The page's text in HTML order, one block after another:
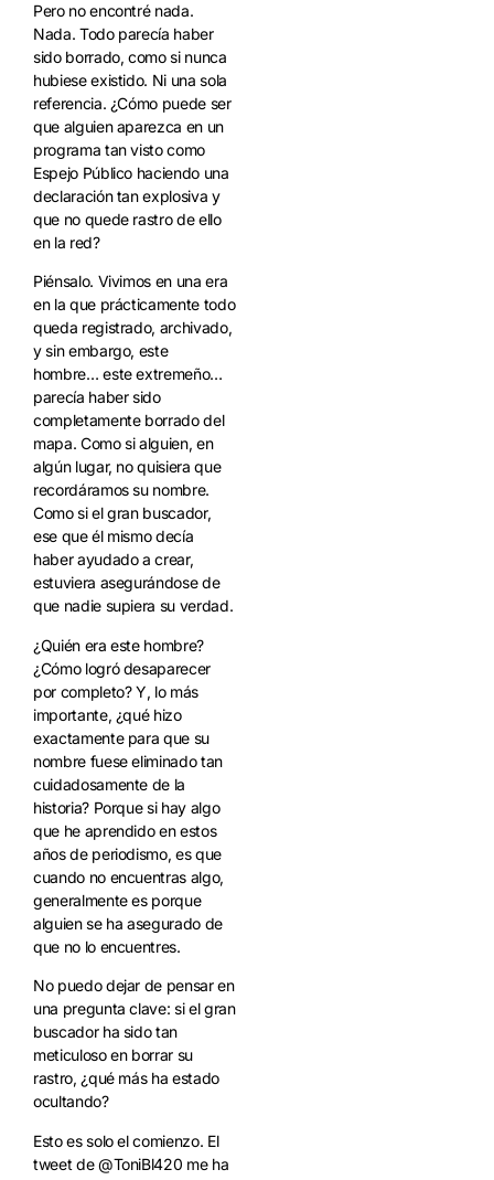
Pero no encontré nada.
Nada. Todo parecía haber
sido borrado, como si nunca
hubiese existido. Ni una sola
referencia. ¿Cómo puede ser
que alguien aparezca en un
programa tan visto como
Espejo Público haciendo una
declaración tan explosiva y
que no quede rastro de ello
en la red?
Piénsalo. Vivimos en una era
en la que prácticamente todo
queda registrado, archivado,
y sin embargo, este
hombre… este extremeño…
parecía haber sido
completamente borrado del
mapa. Como si alguien, en
algún lugar, no quisiera que
recordáramos su nombre.
Como si el gran buscador,
ese que él mismo decía
haber ayudado a crear,
estuviera asegurándose de
que nadie supiera su verdad.
¿Quién era este hombre?
¿Cómo logró desaparecer
por completo? Y, lo más
importante, ¿qué hizo
exactamente para que su
nombre fuese eliminado tan
cuidadosamente de la
historia? Porque si hay algo
que he aprendido en estos
años de periodismo, es que
cuando no encuentras algo,
generalmente es porque
alguien se ha asegurado de
que no lo encuentres.
No puedo dejar de pensar en
una pregunta clave: si el gran
buscador ha sido tan
meticuloso en borrar su
rastro, ¿qué más ha estado
ocultando?
Esto es solo el comienzo. El
tweet de @ToniBl420 me ha